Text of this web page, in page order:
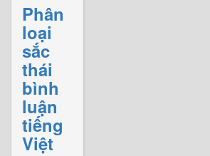
Phân
loại
sắc
thái
bình
luận
tiếng
Việt